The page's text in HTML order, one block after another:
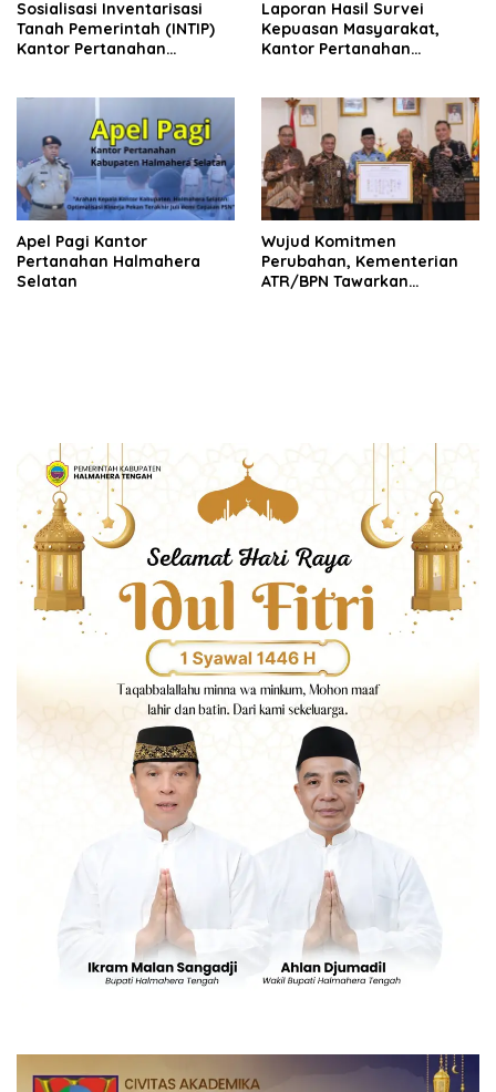
Sosialisasi Inventarisasi
Tanah Pemerintah (INTIP)
Kantor Pertanahan
Laporan Hasil Survei
Kepuasan Masyarakat,
Kantor Pertanahan
Apel Pagi Kantor
Pertanahan Halmahera
Selatan
Wujud Komitmen
Perubahan, Kementerian
ATR/BPN Tawarkan